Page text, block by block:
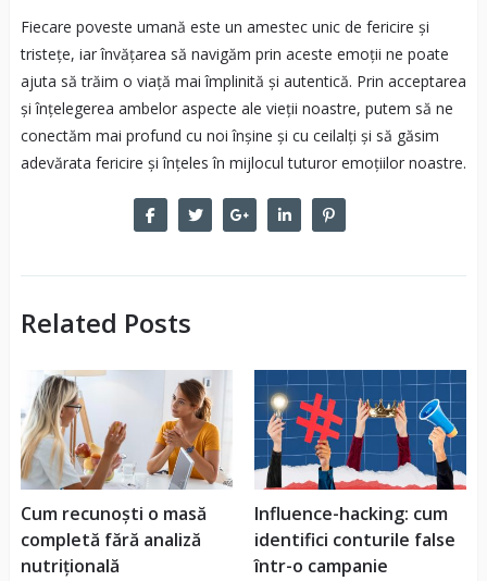
Fiecare poveste umană este un amestec unic de fericire și
tristețe, iar învățarea să navigăm prin aceste emoții ne poate
ajuta să trăim o viață mai împlinită și autentică. Prin acceptarea
și înțelegerea ambelor aspecte ale vieții noastre, putem să ne
conectăm mai profund cu noi înșine și cu ceilalți și să găsim
adevărata fericire și înțeles în mijlocul tuturor emoțiilor noastre.
Related Posts
Cum recunoști o masă
completă fără analiză
nutrițională
Influence-hacking: cum
identifici conturile false
într-o campanie